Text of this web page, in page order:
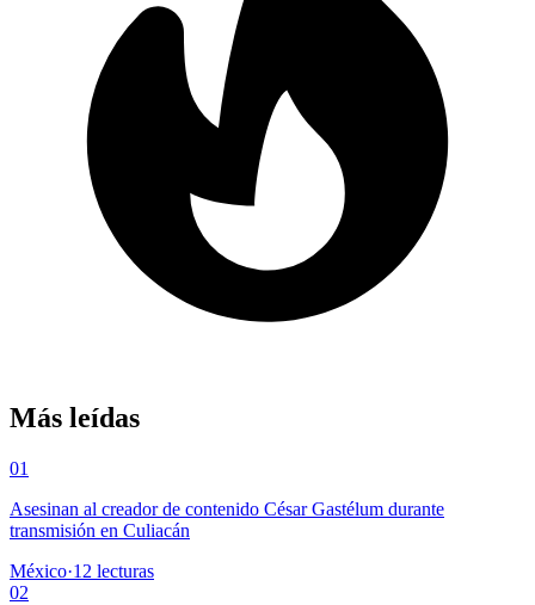
Más leídas
01
Asesinan al creador de contenido César Gastélum durante
transmisión en Culiacán
México·12 lecturas
02